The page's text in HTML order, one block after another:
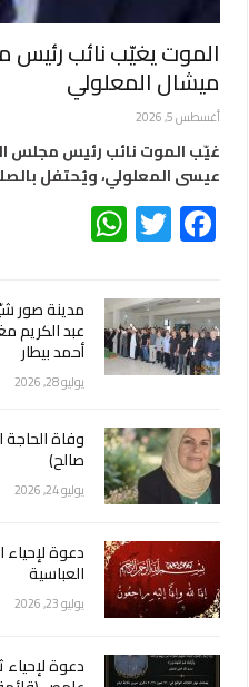
الموت يغيّب نائب رئيس
ميشال المعلولي
أغسطس 5, 2026
غيّب الموت نائب رئيس مجلس
عيسى المعلولي، ويُحتفل
Facebook
Twitter
مدينة صور
عبد الكريم
أحمد بيطار
يوليو 28, 2026
وفاة
صالح)
يوليو 24, 2026
دعوة
العباسية
يوليو 23, 2026
دعوة